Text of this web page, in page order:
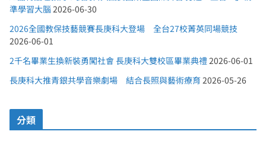
準學習大腦 2026-06-30
2026全國教保技藝競賽長庚科大登場 全台27校菁英同場競技
2026-06-01
2千名畢業生換新裝勇闖社會 長庚科大雙校區畢業典禮 2026-06-01
長庚科大推青銀共學音樂劇場 結合長照與藝術療育 2026-05-26
分類